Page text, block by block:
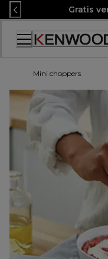
Skip
to
Content
Gratis
Mini choppers